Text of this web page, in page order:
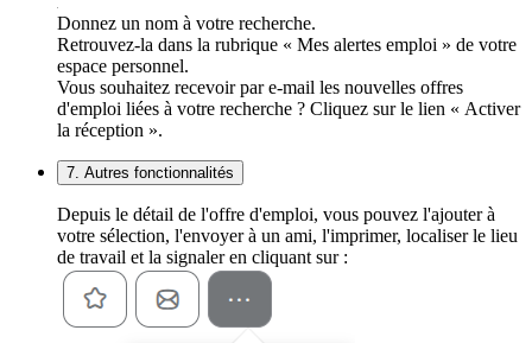
Donnez un nom à votre recherche.
Retrouvez-la dans la rubrique « Mes alertes emploi » de votre
espace personnel.
Vous souhaitez recevoir par e-mail les nouvelles offres
d'emploi liées à votre recherche ? Cliquez sur le lien « Activer
la réception ».
7. Autres fonctionnalités
Depuis le détail de l'offre d'emploi, vous pouvez l'ajouter à
votre sélection, l'envoyer à un ami, l'imprimer, localiser le lieu
de travail et la signaler en cliquant sur :